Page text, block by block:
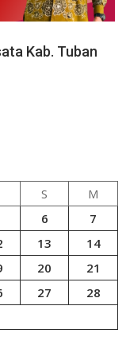
Kab. Tuban
S
M
6
7
13
14
20
21
27
28